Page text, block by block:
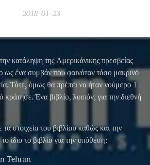
2018-01-23
κατάληψη της Αμερικάνικης πρεσβείας
ως ένα συμβάν που φαινόταν τόσο μακρινό
Τότε, όμως θα πρέπει να ήταν νούμερο 1
κράτησε. Ένα βιβλίο, λοιπόν, για την διεθνή
στοιχεία του βιβλίου καθώς και την
ίδιο το βιβλίο για την υπόθεση:
Tehran